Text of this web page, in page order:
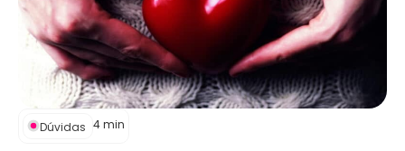
Dúvidas 4min